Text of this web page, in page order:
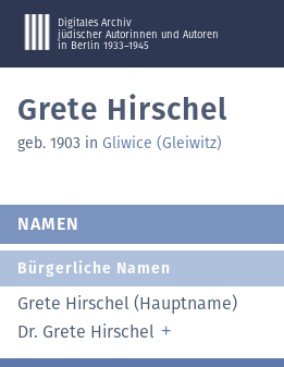
Digitales Archiv
jüdischer Autorinnen und Autoren
in Berlin 1933–1945
Grete Hirschel
geb. 1903 in Gliwice (Gleiwitz)
NAMEN
Bürgerliche Namen
Grete Hirschel (Hauptname)
Dr. Grete Hirschel